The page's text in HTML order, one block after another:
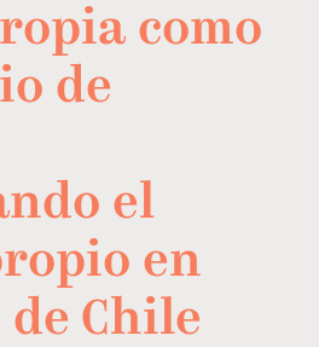
como
de
el
en
Chile